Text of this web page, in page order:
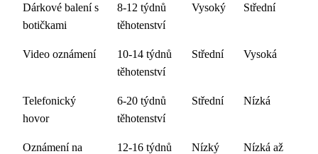
Dárkové balení s
botičkami
8-12 týdnů
těhotenství
Vysoký Střední
Video oznámení
10-14 týdnů
těhotenství
Střední Vysoká
Telefonický
hovor
6-20 týdnů
těhotenství
Střední Nízká
Oznámení na
12-16 týdnů
Nízký
Nízká až